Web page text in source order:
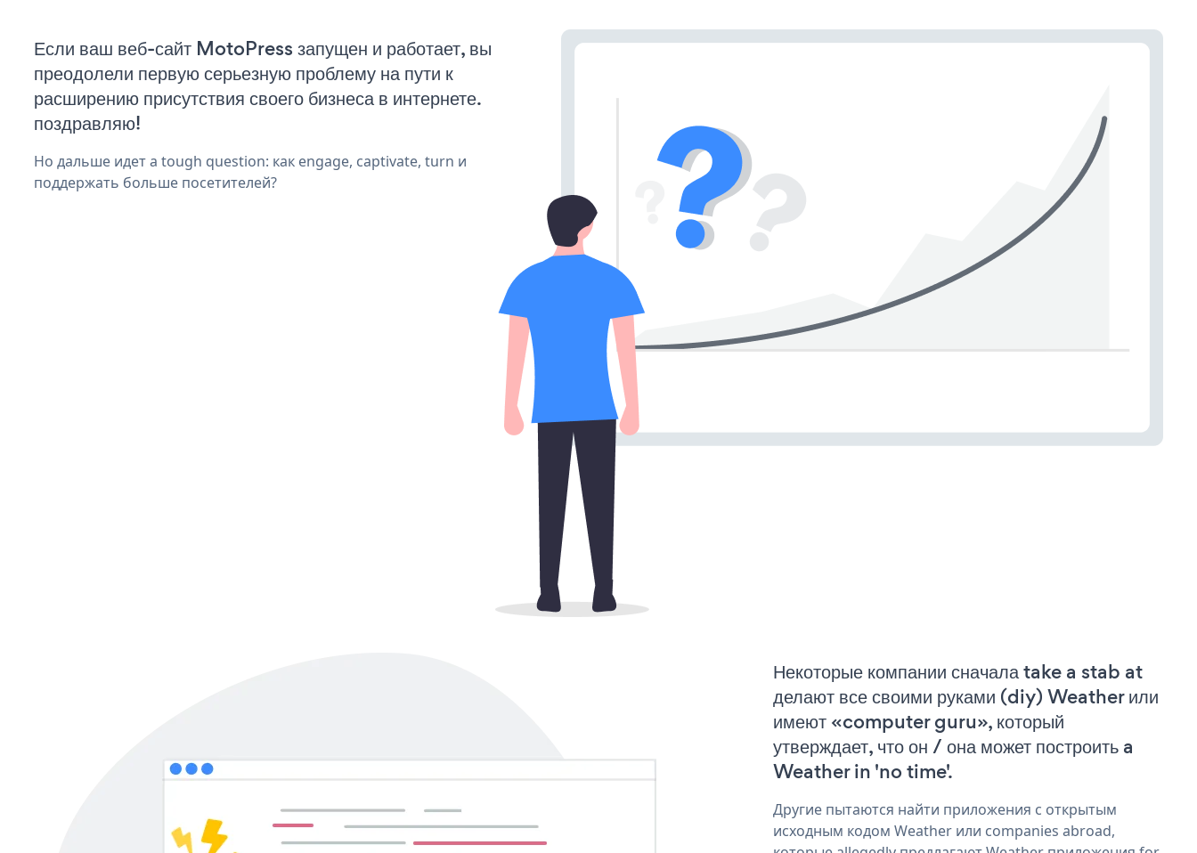
Если ваш веб-сайт MotoPress запущен и работает, вы
преодолели первую серьезную проблему на пути к
расширению присутствия своего бизнеса в интернете.
поздравляю!
Но дальше идет a tough question: как engage, captivate, turn и
поддержать больше посетителей?
Некоторые компании сначала take a stab at
делают все своими руками (diy) Weather или
имеют «computer guru», который
утверждает, что он / она может построить a
Weather in 'no time'.
Другие пытаются найти приложения с открытым
исходным кодом Weather или companies abroad,